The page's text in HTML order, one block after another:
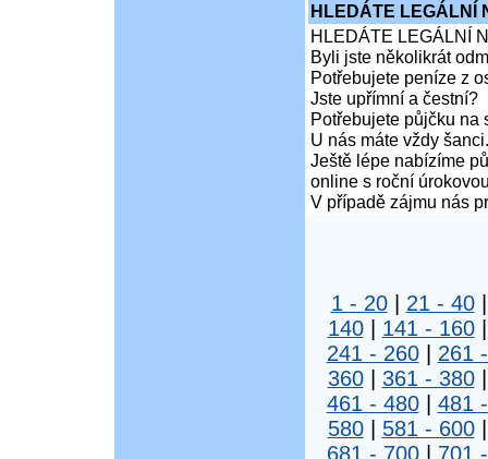
HLEDÁTE LEGÁLNÍ
HLEDÁTE LEGÁLNÍ
Byli jste několikrát
Potřebujete peníze z
Jste upřímní a čestní?
Potřebujete půjčku na
U nás máte vždy šanci.
Ještě lépe nabízíme
online s roční
V případě zájmu nás
1 - 20| 21 - 40
140| 141 - 160
241 - 260| 261
360| 361 - 380
461 - 480| 481
580| 581 - 600
681 - 700| 701